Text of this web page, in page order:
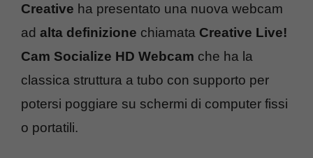
Creative ha presentato una nuova webcam
ad alta definizione chiamata Creative Live!
Cam Socialize HD Webcam che ha la
classica struttura a tubo con supporto per
potersi poggiare su schermi di computer fissi
o portatili.